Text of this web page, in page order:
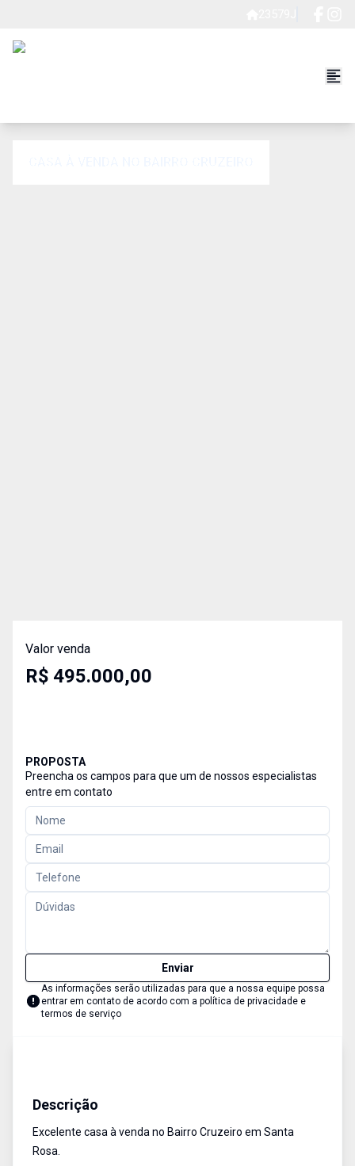
Valor venda
R$ 495.000,00
PROPOSTA
Preencha os campos para que um de nossos especialistas
entre em contato
Enviar
As informações serão utilizadas para que a nossa equipe possa
entrar em contato de acordo com a política de privacidade e
termos de serviço
Descrição
Excelente casa à venda no Bairro Cruzeiro em Santa
Rosa.